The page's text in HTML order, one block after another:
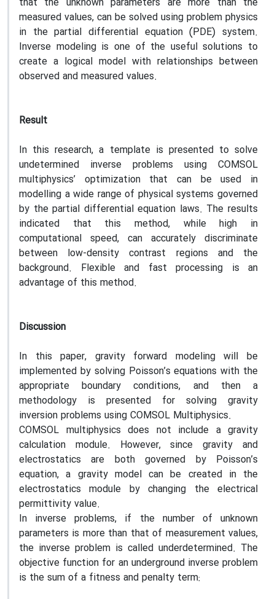
measured values, can be solved using problem physics
in the partial differential equation (PDE) system.
Inverse modeling is one of the useful solutions to
create a logical model with relationships between
observed and measured values.
Result
In this research, a template is presented to solve
undetermined inverse problems using COMSOL
multiphysics’ optimization that can be used in
modelling a wide range of physical systems governed
by the partial differential equation laws. The results
indicated that this method, while high in
computational speed, can accurately discriminate
between low-density contrast regions and the
background. Flexible and fast processing is an
advantage of this method.
Discussion
In this paper, gravity forward modeling will be
implemented by solving Poisson’s equations with the
appropriate boundary conditions, and then a
methodology is presented for solving gravity
inversion problems using COMSOL Multiphysics.
COMSOL multiphysics does not include a gravity
calculation module. However, since gravity and
electrostatics are both governed by Poisson’s
equation, a gravity model can be created in the
electrostatics module by changing the electrical
permittivity value.
In inverse problems, if the number of unknown
parameters is more than that of measurement values,
the inverse problem is called underdetermined. The
objective function for an underground inverse problem
is the sum of a fitness and penalty term: